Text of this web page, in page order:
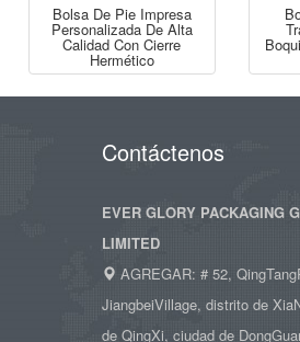
Bolsa De Pie Impresa
Personalizada De Alta
Calidad Con Cierre
Hermético
Contáctenos
EVER GLORY PACKAGING
LIMITED
AGREGAR: # 52,
JiangbeiVillage, distrito de
de QingXi, ciudad de